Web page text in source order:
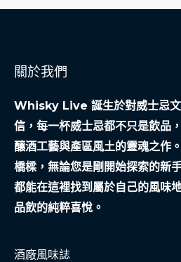
關於我們
Whisky Live 誕生於對威士忌文
信，每一杯威士忌都不只是飲品
釀酒工藝與產區風土的靈魂之作
橋樑，無論您是剛開始探索的新
都能在這裡找到屬於自己的風味
品飲的純粹喜悅。
酒廠風味誌